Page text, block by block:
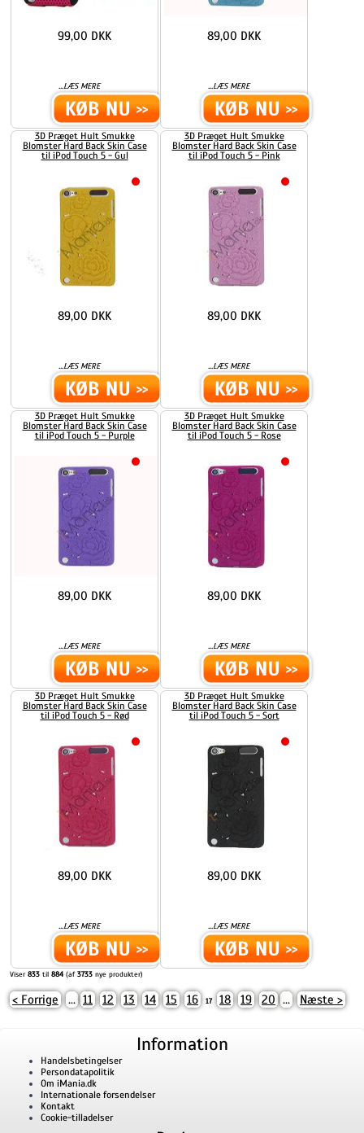
...LÆS MERE
99,00 DKK
...LÆS MERE
89,00 DKK
3D Præget Hult Smukke
Blomster Hard Back Skin Case
til iPod Touch 5 - Gul
...LÆS MERE
89,00 DKK
3D Præget Hult Smukke
Blomster Hard Back Skin Case
til iPod Touch 5 - Pink
...LÆS MERE
89,00 DKK
3D Præget Hult Smukke
Blomster Hard Back Skin Case
til iPod Touch 5 - Purple
...LÆS MERE
89,00 DKK
3D Præget Hult Smukke
Blomster Hard Back Skin Case
til iPod Touch 5 - Rose
...LÆS MERE
89,00 DKK
3D Præget Hult Smukke
Blomster Hard Back Skin Case
til iPod Touch 5 - Rød
...LÆS MERE
89,00 DKK
3D Præget Hult Smukke
Blomster Hard Back Skin Case
til iPod Touch 5 - Sort
...LÆS MERE
89,00 DKK
Viser833 til 884 (af3733 nye produkter)
< Forrige ... 11 12 13 14 15 16 17 18 19 20 ... Næste >
Information
Handelsbetingelser
Persondatapolitik
Om iMania.dk
Internationale forsendelser
Kontakt
Cookie-tilladelser